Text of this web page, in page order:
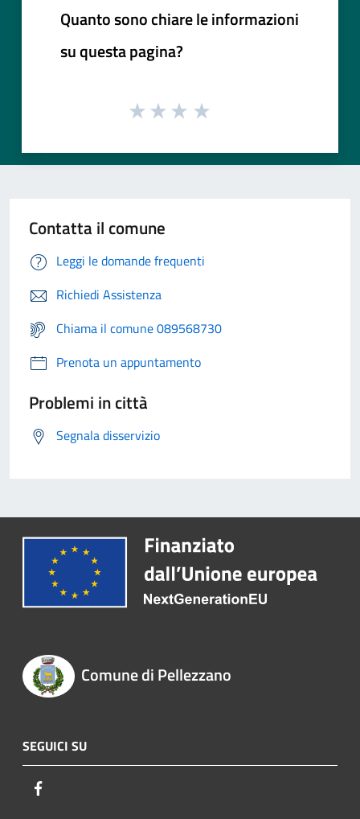
Quanto sono chiare le informazioni
su questa pagina?
Contatta il comune
Leggi le domande frequenti
Richiedi Assistenza
Chiama il comune 089568730
Prenota un appuntamento
Problemi in città
Segnala disservizio
Comune di Pellezzano
SEGUICI SU